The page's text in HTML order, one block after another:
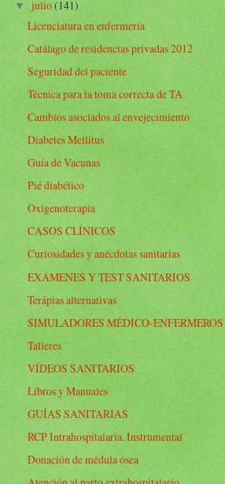
▼julio(141)
Licenciatura en enfermería
Catálago de residencias privadas 2012
Seguridad del paciente
Técnica para la toma correcta de TA
Cambios asociados al envejecimiento
Diabetes Mellitus
Guía de Vacunas
Pié diabético
Oxigenoterapia
CASOS CLÍNICOS
Curiosidades y anécdotas sanitarias
EXÁMENES Y TEST SANITARIOS
Terápias alternativas
SIMULADORES MÉDICO-ENFERMEROS
Talleres
VÍDEOS SANITARIOS
Libros y Manuales
GUÍAS SANITARIAS
RCP Intrahospitalaria. Instrumental
Donación de médula ósea